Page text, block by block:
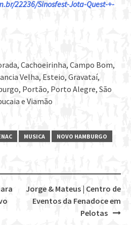
22236/Sinosfest-Jota-Quest-+-
Cachoeirinha, Campo Bom,
Velha, Esteio, Gravataí,
Portão, Porto Alegre, São
e Viamão
MUSICA
NOVO HAMBURGO
Jorge & Mateus | Centro de
Eventos da Fenadoce em
Pelotas